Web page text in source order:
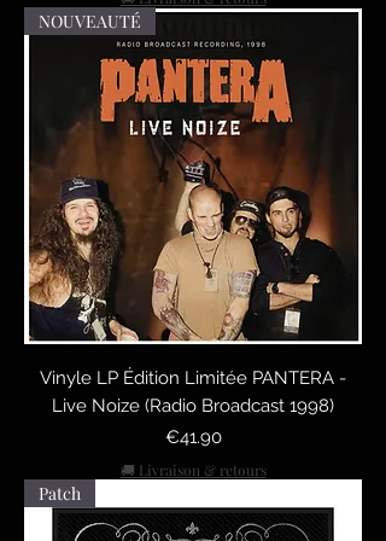
NOUVEAUTÉ
Vinyle LP Édition Limitée PANTERA -
Live Noize (Radio Broadcast 1998)
Price
€41.90
🚚 Livraison & retours
Patch